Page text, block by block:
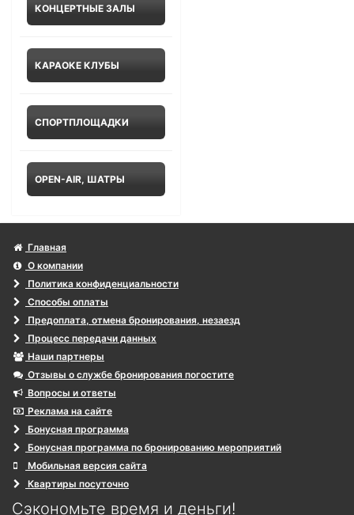
КОНЦЕРТНЫЕ ЗАЛЫ
КАРАОКЕ КЛУБЫ
СПОРТПЛОЩАДКИ
OPEN-AIR, ШАТРЫ
Главная
О компании
Политика конфиденциальности
Способы оплаты
Предоплата, отмена бронирования, незаезд
Процесс передачи данных
Наши партнеры
Отзывы о службе бронирования погостите
Вопросы и ответы
Реклама на сайте
Бонусная программа
Бонусная программа по бронированию мероприятий
Мобильная версия сайта
Квартиры посуточно
Сэкономьте время и деньги!